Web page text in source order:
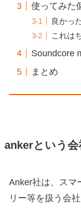
使ってみた
良かっ
これは
Soundcore
まとめ
ankerという
Anker社は、スマ
リー等を扱う会社